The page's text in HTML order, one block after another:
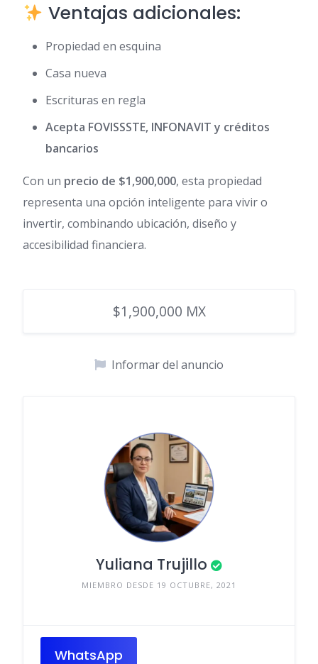
Ventajas adicionales:
Propiedad en esquina
Casa nueva
Escrituras en regla
Acepta FOVISSSTE, INFONAVIT y créditos
bancarios
Con un precio de $1,900,000, esta propiedad
representa una opción inteligente para vivir o
invertir, combinando ubicación, diseño y
accesibilidad financiera.
$1,900,000 MX
Informar del anuncio
Yuliana Trujillo
MIEMBRO DESDE 19 OCTUBRE, 2021
WhatsApp